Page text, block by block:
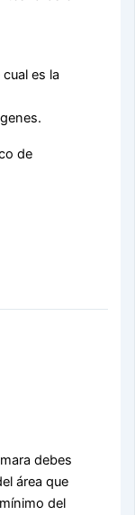
es la
de
debes
área que
del